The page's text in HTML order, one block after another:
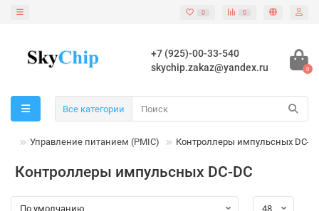
0 0
+7 (925)-00-33-540
skychip.zakaz@yandex.ru
0
Все категории
Управление питанием (PMIC) Контроллеры импульсных DC-
Контроллеры импульсных DC-DC